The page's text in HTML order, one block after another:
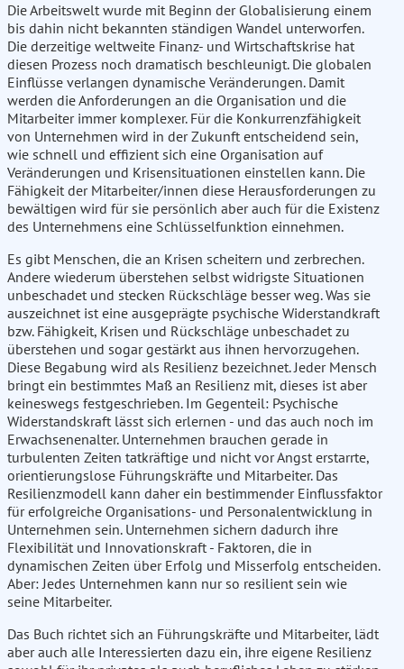
Die Arbeitswelt wurde mit Beginn der Globalisierung einem
bis dahin nicht bekannten ständigen Wandel unterworfen.
Die derzeitige weltweite Finanz- und Wirtschaftskrise hat
diesen Prozess noch dramatisch beschleunigt. Die globalen
Einflüsse verlangen dynamische Veränderungen. Damit
werden die Anforderungen an die Organisation und die
Mitarbeiter immer komplexer. Für die Konkurrenzfähigkeit
von Unternehmen wird in der Zukunft entscheidend sein,
wie schnell und effizient sich eine Organisation auf
Veränderungen und Krisensituationen einstellen kann. Die
Fähigkeit der Mitarbeiter/innen diese Herausforderungen zu
bewältigen wird für sie persönlich aber auch für die Existenz
des Unternehmens eine Schlüsselfunktion einnehmen.
Es gibt Menschen, die an Krisen scheitern und zerbrechen.
Andere wiederum überstehen selbst widrigste Situationen
unbeschadet und stecken Rückschläge besser weg. Was sie
auszeichnet ist eine ausgeprägte psychische Widerstandkraft
bzw. Fähigkeit, Krisen und Rückschläge unbeschadet zu
überstehen und sogar gestärkt aus ihnen hervorzugehen.
Diese Begabung wird als Resilienz bezeichnet. Jeder Mensch
bringt ein bestimmtes Maß an Resilienz mit, dieses ist aber
keineswegs festgeschrieben. Im Gegenteil: Psychische
Widerstandskraft lässt sich erlernen - und das auch noch im
Erwachsenenalter. Unternehmen brauchen gerade in
turbulenten Zeiten tatkräftige und nicht vor Angst erstarrte,
orientierungslose Führungskräfte und Mitarbeiter. Das
Resilienzmodell kann daher ein bestimmender Einflussfaktor
für erfolgreiche Organisations- und Personalentwicklung in
Unternehmen sein. Unternehmen sichern dadurch ihre
Flexibilität und Innovationskraft - Faktoren, die in
dynamischen Zeiten über Erfolg und Misserfolg entscheiden.
Aber: Jedes Unternehmen kann nur so resilient sein wie
seine Mitarbeiter.
Das Buch richtet sich an Führungskräfte und Mitarbeiter, lädt
aber auch alle Interessierten dazu ein, ihre eigene Resilienz